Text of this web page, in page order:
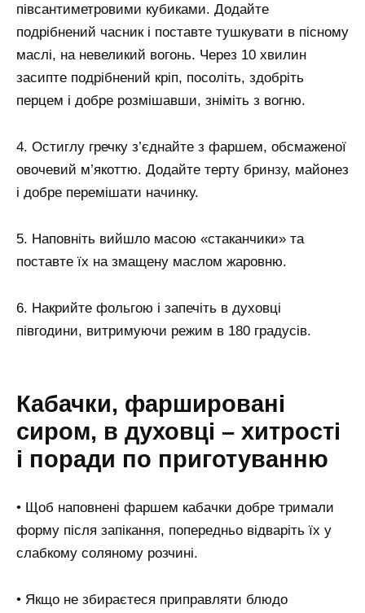
півсантиметровими кубиками. Додайте
подрібнений часник і поставте тушкувати в пісному
маслі, на невеликий вогонь. Через 10 хвилин
засипте подрібнений кріп, посоліть, здобріть
перцем і добре розмішавши, зніміть з вогню.
4. Остиглу гречку з’єднайте з фаршем, обсмаженої
овочевий м’якоттю. Додайте терту бринзу, майонез
і добре перемішати начинку.
5. Наповніть вийшло масою «стаканчики» та
поставте їх на змащену маслом жаровню.
6. Накрийте фольгою і запечіть в духовці
півгодини, витримуючи режим в 180 градусів.
Кабачки, фаршировані
сиром, в духовці – хитрості
і поради по приготуванню
• Щоб наповнені фаршем кабачки добре тримали
форму після запікання, попередньо відваріть їх у
слабкому соляному розчині.
• Якщо не збираєтеся приправляти блюдо